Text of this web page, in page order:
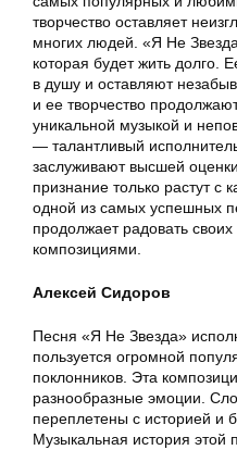
творчество оставляет
многих людей. «Я Не
которая будет жить долго.
в душу и оставляют
и ее творчество
уникальной музыкой и
— талантливый
заслуживают высшей
признание только растут
одной из самых успешных
продолжает радовать
композициями.
Алексей Сидоров
Песня «Я Не Звезда»
пользуется огромной
поклонников. Эта
разнообразные эмоции.
переплетены с историей и
Музыкальная история этой